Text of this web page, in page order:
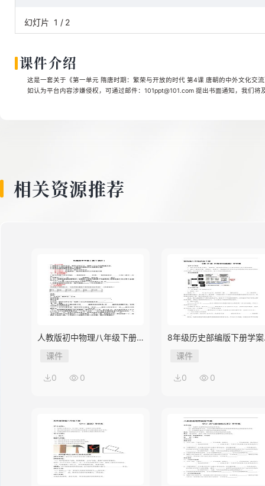
幻灯片 1 / 2
课件介绍
这是一套关于《第一单元 隋唐时期：繁荣与开放的时代 第4课 唐朝的中外文化交
如认为平台内容涉嫌侵权，可通过邮件：101ppt@101.com 提出书面通知，我们将
相关资源推荐
人教版初中物理八年级下册
第3节 机械效率
课件
0 0
8年级历史部编版下册学案
《第18课 科技文化成就》
课件
0 0